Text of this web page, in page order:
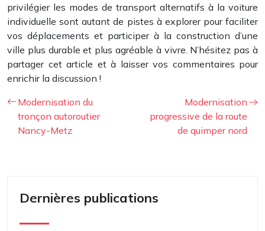
privilégier les modes de transport alternatifs à la voiture
individuelle sont autant de pistes à explorer pour faciliter
vos déplacements et participer à la construction d’une
ville plus durable et plus agréable à vivre. N’hésitez pas à
partager cet article et à laisser vos commentaires pour
enrichir la discussion !
Modernisation du
tronçon autoroutier
Nancy-Metz
Modernisation
progressive de la route
de quimper nord
Dernières publications